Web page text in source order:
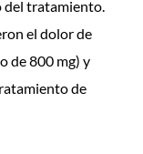
del tratamiento.
el dolor de
de 800 mg) y
de